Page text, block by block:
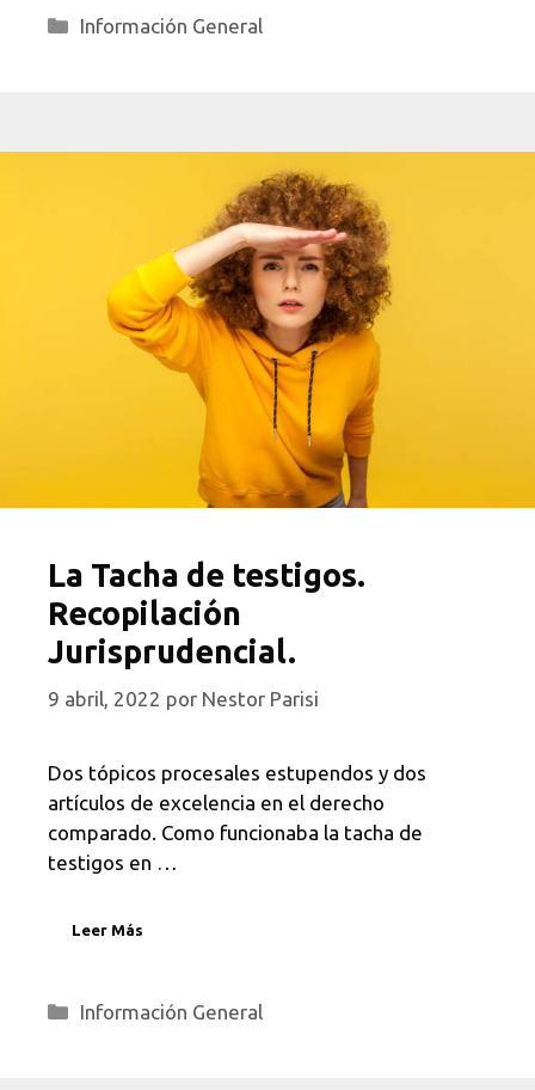
Categorías
Información General
La Tacha de testigos.
Recopilación
Jurisprudencial.
9 abril, 2022 por Nestor Parisi
Dos tópicos procesales estupendos y dos
artículos de excelencia en el derecho
comparado. Como funcionaba la tacha de
testigos en …
Leer Más
Categorías
Información General